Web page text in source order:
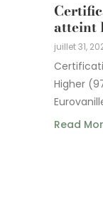
atteint
juillet 31,
Higher
Read